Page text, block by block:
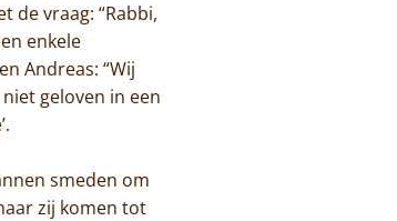
de vraag: “Rabbi,
enkele
Andreas: “Wij
geloven in een
smeden om
zij komen tot